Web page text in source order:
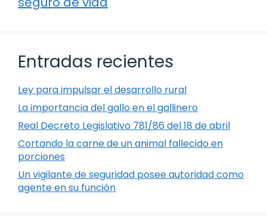
Entradas recientes
Ley para impulsar el desarrollo rural
La importancia del gallo en el gallinero
Real Decreto Legislativo 781/86 del 18 de abril
Cortando la carne de un animal fallecido en
porciones
Un vigilante de seguridad posee autoridad como
agente en su función